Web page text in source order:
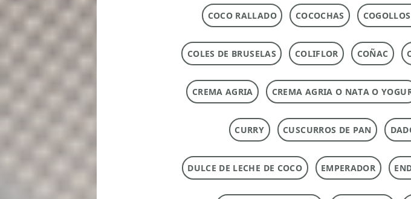
COCO RALLADO COCOCHAS
COLES DE BRUSELAS COLIFLOR COÑAC
CREMA AGRIA CREMA AGRIA O NATA O
CURRY CUSCURROS DE PAN
DULCE DE LECHE DE COCO EMPERADOR